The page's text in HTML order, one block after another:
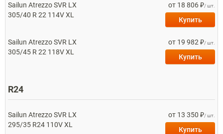
Sailun Atrezzo SVR LX
305/40 R 22 114V XL
от 18 806 ₽/ шт.
Купить
Sailun Atrezzo SVR LX
305/45 R 22 118V XL
от 19 982 ₽/ шт.
Купить
R24
Sailun Atrezzo SVR LX
295/35 R24 110V XL
от 13 350 ₽/ шт.
Купить